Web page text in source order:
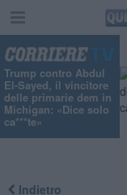
Trump contro Abdul
El-Sayed, il vincitore
delle primarie dem in
Michigan: «Dice solo
ca***te»
Indietro